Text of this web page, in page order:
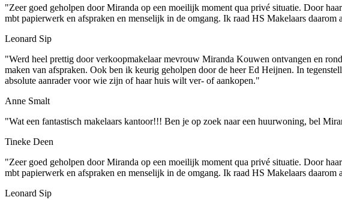
"Zeer goed geholpen door Miranda op een moeilijk moment qua privé situatie. Door
mbt papierwerk en afspraken en menselijk in de omgang. Ik raad HS Makelaars
Leonard Sip
"Werd heel prettig door verkoopmakelaar mevrouw Miranda Kouwen ontvangen en
maken van afspraken. Ook ben ik keurig geholpen door de heer Ed Heijnen. In
absolute aanrader voor wie zijn of haar huis wilt ver- of aankopen."
Anne Smalt
"Wat een fantastisch makelaars kantoor!!! Ben je op zoek naar een huurwoning, bel
Tineke Deen
"Zeer goed geholpen door Miranda op een moeilijk moment qua privé situatie. Door
mbt papierwerk en afspraken en menselijk in de omgang. Ik raad HS Makelaars
Leonard Sip